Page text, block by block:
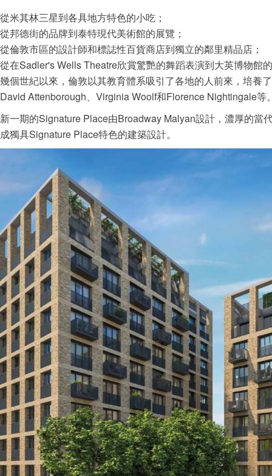
從米其林三星到各具地方特色的小吃；
從邦德街的品牌到泰特現代美術館的展覽；
從倫敦市區的設計師和標誌性百貨商店到獨立的鄰里精品店；
從在Sadler's Wells Theatre欣賞驚艷的舞蹈表演到大英博物館
幾個世紀以來，倫敦以其教育體系吸引了各地的人前來，培養
David Attenborough、Virginia Woolf和Florence Nightingale等
新一期的Signature Place由Broadway Malyan設計，濃厚的當
成獨具Signature Place特色的建築設計。